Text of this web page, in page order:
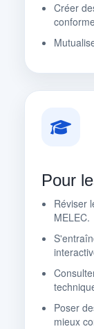
Créer
Pour
Réviser
MELEC.
Poser
mieux